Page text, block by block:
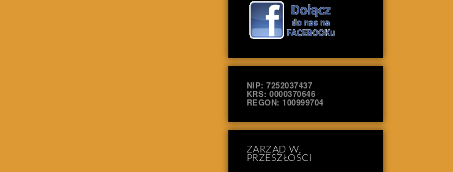
NIP: 7252037437
KRS: 0000370646
REGON: 100999704
ZARZĄD W
PRZESZŁOŚCI